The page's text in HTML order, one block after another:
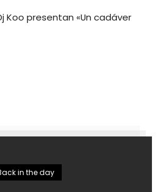
Koo presentan «Un cadáver
in the day